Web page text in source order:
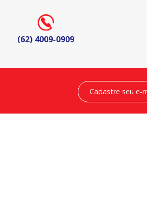
(62) 4009-0909
Newsletter